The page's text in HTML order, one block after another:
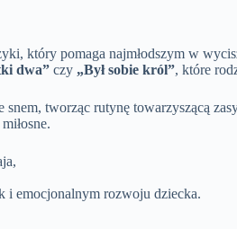
który pomaga najmłodszym w
dwa” czy „Był sobie król”, które
tworząc rutynę towarzyszącą
i emocjonalnym rozwoju dziecka.